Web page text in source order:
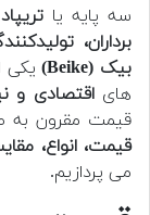
سه پایه یاتریپاد
برداران،
بیک (Beike)
یکی
هایاقتصادی و
قیمت مقرون به
قیمت، انواع،
می پردازیم.